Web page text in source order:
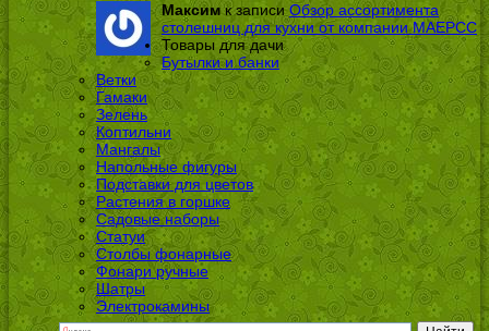
Максимк записиОбзор ассортимента
столешниц для кухни от компании МАЕРСС
Товары для дачи
Бутылки и банки
Ветки
Гамаки
Зелень
Коптильни
Мангалы
Напольные фигуры
Подставки для цветов
Растения в горшке
Садовые наборы
Статуи
Столбы фонарные
Фонари ручные
Шатры
Электрокамины